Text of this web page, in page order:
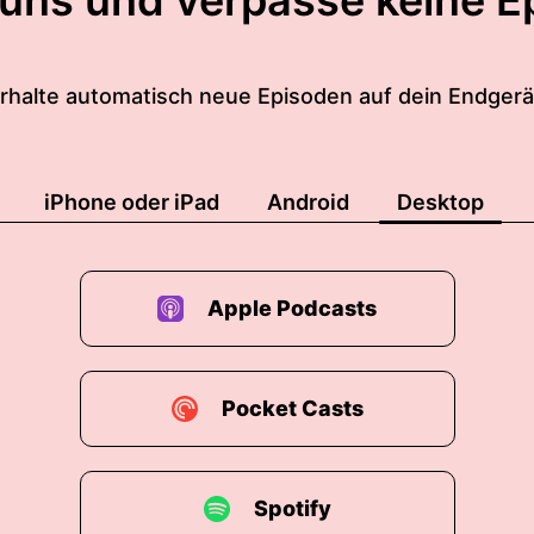
automatisch neue Episoden auf dein
iPhone oder iPad Android Desktop
Apple Podcasts
Pocket Casts
Spotify